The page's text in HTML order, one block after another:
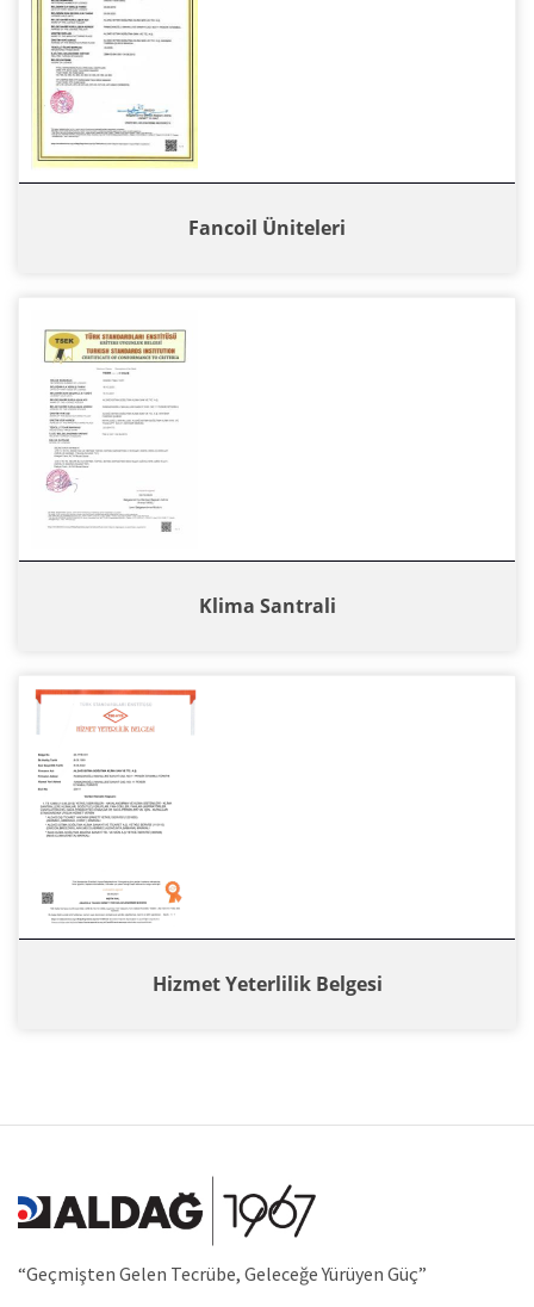
Fancoil Üniteleri
Klima Santrali
Hizmet Yeterlilik Belgesi
“Geçmişten Gelen Tecrübe, Geleceğe Yürüyen Güç”